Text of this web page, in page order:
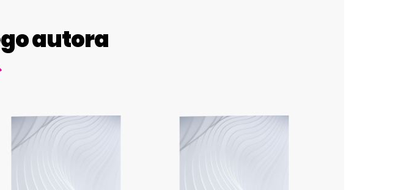
autora